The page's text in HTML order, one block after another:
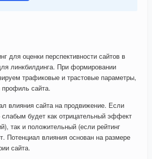
для оценки перспективности сайтов в
линкбилдинга. При формировании
трафиковые и трастовые параметры,
сайта.
влияния сайта на продвижение. Если
слабым будет как отрицательный эффект
так и положительный (если рейтинг
Потенциал влияния основан на размере
сайта.